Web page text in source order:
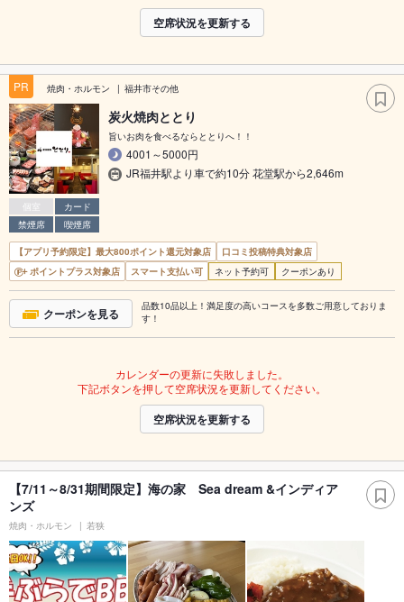
空席状況を更新する
PR 焼肉・ホルモン 福井市その他
個室
カード
禁煙席
喫煙席
炭火焼肉ととり
旨いお肉を食べるならととりへ！！
4001～5000円
JR福井駅より車で約10分 花堂駅から2,646m
【アプリ予約限定】最大800ポイント還元対象店
口コミ投稿特典対象店
ポイントプラス対象店
スマート支払い可 ネット予約可 クーポンあり
クーポンを見る
品数10品以上！満足度の高いコースを多数ご用意しておりま
す！
カレンダーの更新に失敗しました。
下記ボタンを押して空席状況を更新してください。
空席状況を更新する
【7/11～8/31期間限定】海の家 Sea dream &インディア
ンズ
焼肉・ホルモン 若狭